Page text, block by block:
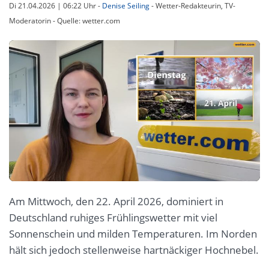
Di 21.04.2026 | 06:22 Uhr- Denise Seiling- Wetter-Redakteurin, TV-
Moderatorin - Quelle: wetter.com
Am Mittwoch, den 22. April 2026, dominiert in
Deutschland ruhiges Frühlingswetter mit viel
Sonnenschein und milden Temperaturen. Im Norden
hält sich jedoch stellenweise hartnäckiger Hochnebel.